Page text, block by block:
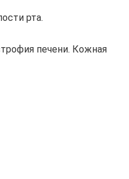
рта.
печени. Кожная